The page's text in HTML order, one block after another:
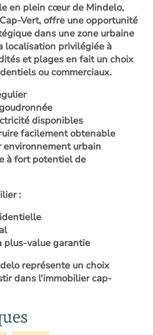
en plein cœur de Mindelo,
Vert, offre une opportunité
dans une zone urbaine
localisation privilégiée à
et plages en fait un choix
ou commerciaux.
disponibles
facilement obtenable
environnement urbain
à fort potentiel de
:
plus-value garantie
représente un choix
dans l'immobilier cap-